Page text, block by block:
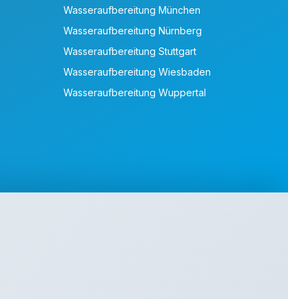
Wasseraufbereitung München
Wasseraufbereitung Nürnberg
Wasseraufbereitung Stuttgart
Wasseraufbereitung Wiesbaden
Wasseraufbereitung Wuppertal